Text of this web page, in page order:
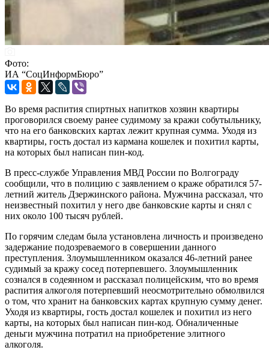
Фото:
ИА “СоцИнформБюро”
Во время распития спиртных напитков хозяин квартиры
проговорился своему ранее судимому за кражи собутыльнику,
что на его банковских картах лежит крупная сумма. Уходя из
квартиры, гость достал из кармана кошелек и похитил карты,
на которых был написан пин-код.
В пресс-службе Управления МВД России по Волгограду
сообщили, что в полицию с заявлением о краже обратился 57-
летний житель Дзержинского района. Мужчина рассказал, что
неизвестный похитил у него две банковские карты и снял с
них около 100 тысяч рублей.
По горячим следам была установлена личность и произведено
задержание подозреваемого в совершении данного
преступления. Злоумышленником оказался 46-летний ранее
судимый за кражу сосед потерпевшего. Злоумышленник
сознался в содеянном и рассказал полицейским, что во время
распития алкоголя потерпевший неосмотрительно обмолвился
о том, что хранит на банковских картах крупную сумму денег.
Уходя из квартиры, гость достал кошелек и похитил из него
карты, на которых был написан пин-код. Обналиченные
деньги мужчина потратил на приобретение элитного
алкоголя.